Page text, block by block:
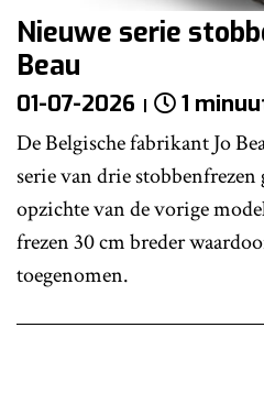
Nieuwe serie
Beau
01-07-2026 1
De Belgische fabrikant Jo
serie van drie stobbenfrezen
opzichte van de vorige
frezen 30 cm breder
toegenomen.